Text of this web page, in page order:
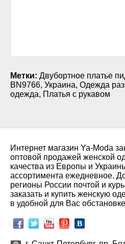
Метки: Двубортное платье
BN9766, Украина, Одежда
одежда, Платья с рукавом
Интернет магазин Ya-Moda
оптовой продажей женской
качества из Европы и
ассортимента ежедневное.
регионы России почтой и
заказать и купить женскую
в удобной для Вас